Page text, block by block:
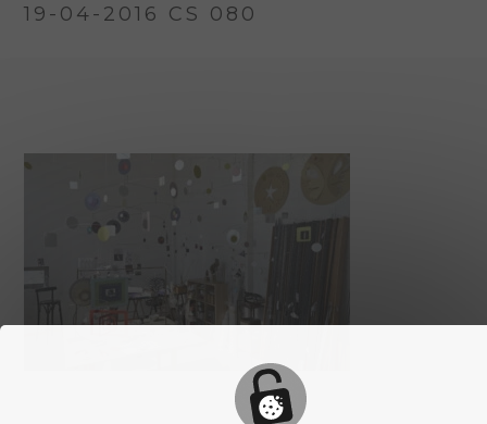
19-04-2016 CS 080